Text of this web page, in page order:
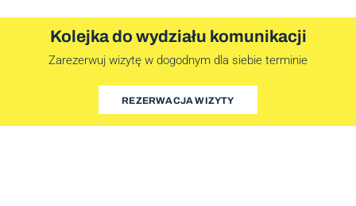
Kolejka do wydziału komunikacji
Zarezerwuj wizytę w dogodnym dla siebie terminie
REZERWACJA WIZYTY